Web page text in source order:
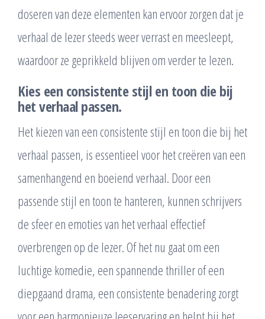
doseren van deze elementen kan ervoor zorgen dat je
verhaal de lezer steeds weer verrast en meesleept,
waardoor ze geprikkeld blijven om verder te lezen.
Kies een consistente stijl en toon die bij
het verhaal passen.
Het kiezen van een consistente stijl en toon die bij het
verhaal passen, is essentieel voor het creëren van een
samenhangend en boeiend verhaal. Door een
passende stijl en toon te hanteren, kunnen schrijvers
de sfeer en emoties van het verhaal effectief
overbrengen op de lezer. Of het nu gaat om een
luchtige komedie, een spannende thriller of een
diepgaand drama, een consistente benadering zorgt